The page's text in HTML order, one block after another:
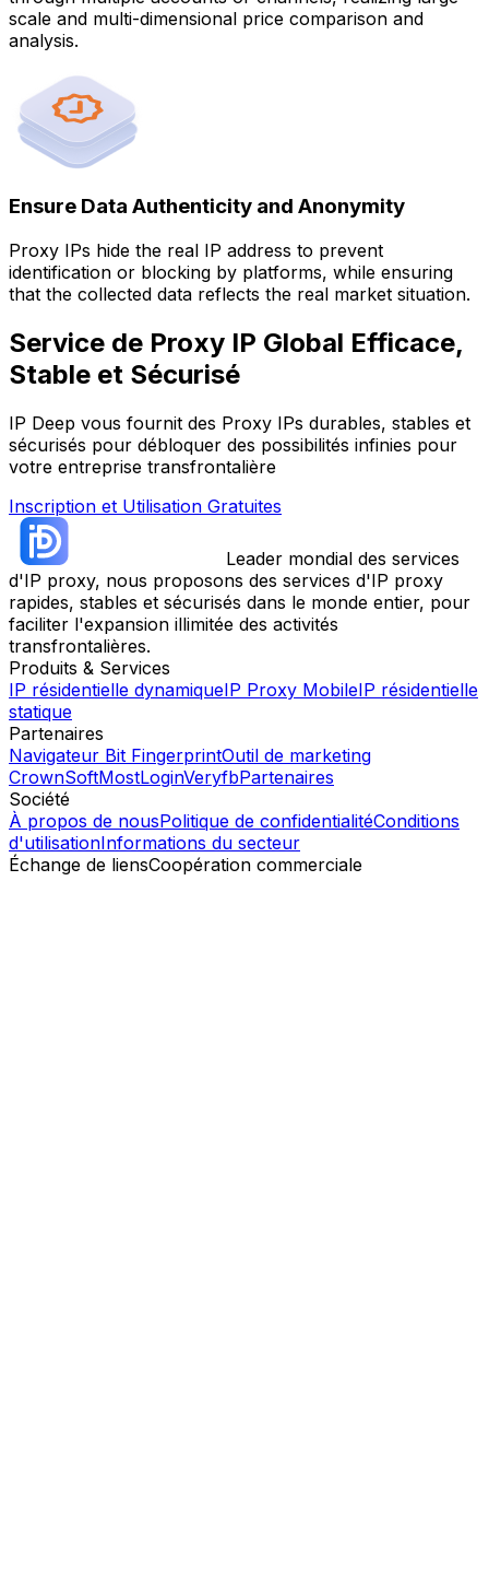
scale and multi-dimensional price comparison and
analysis.
Ensure Data Authenticity and Anonymity
Proxy IPs hide the real IP address to prevent
identification or blocking by platforms, while ensuring
that the collected data reflects the real market situation.
Service de Proxy IP Global Efficace,
Stable et Sécurisé
IP Deep vous fournit des Proxy IPs durables, stables et
sécurisés pour débloquer des possibilités infinies pour
votre entreprise transfrontalière
Inscription et Utilisation Gratuites
Leader mondial des services
d'IP proxy, nous proposons des services d'IP proxy
rapides, stables et sécurisés dans le monde entier, pour
faciliter l'expansion illimitée des activités
transfrontalières.
Produits & Services
IP résidentielle dynamiqueIP Proxy MobileIP résidentielle
statique
Partenaires
Navigateur Bit FingerprintOutil de marketing
CrownSoftMostLoginVeryfbPartenaires
Société
À propos de nousPolitique de confidentialitéConditions
d'utilisationInformations du secteur
Échange de liensCoopération commerciale